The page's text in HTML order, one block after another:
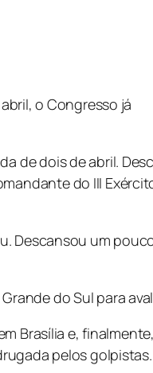
o Congresso já
de dois de abril.
do III
Descansou um
do Sul para
Brasília e,
pelos golpistas.